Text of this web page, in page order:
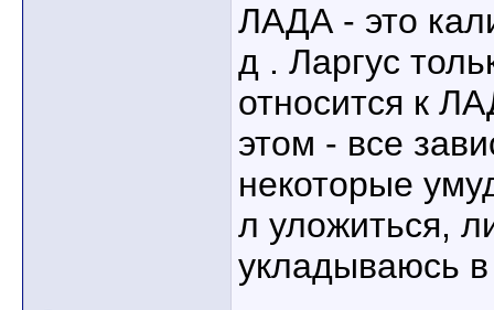
ЛАДА - это
д . Ларгус
относится к
этом - все
некоторые
л уложиться,
укладываюсь